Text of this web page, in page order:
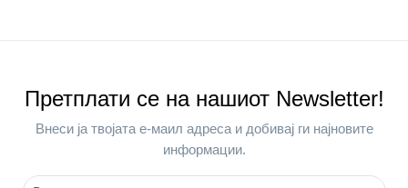
Претплати се на нашиот Newsletter!
Внеси ја твојата е-маил адреса и добивај ги најновите
информации.